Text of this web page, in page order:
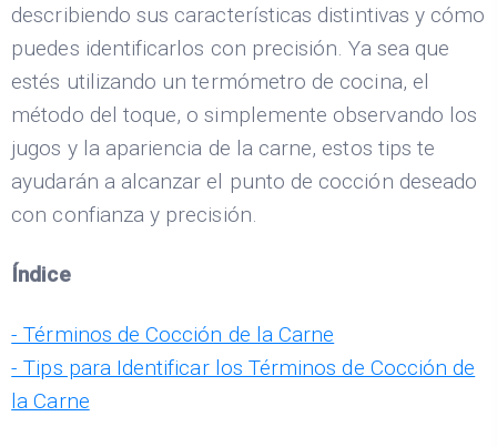
describiendo sus características distintivas y cómo
puedes identificarlos con precisión. Ya sea que
estés utilizando un termómetro de cocina, el
método del toque, o simplemente observando los
jugos y la apariencia de la carne, estos tips te
ayudarán a alcanzar el punto de cocción deseado
con confianza y precisión.
Índice
- Términos de Cocción de la Carne
- Tips para Identificar los Términos de Cocción de
la Carne